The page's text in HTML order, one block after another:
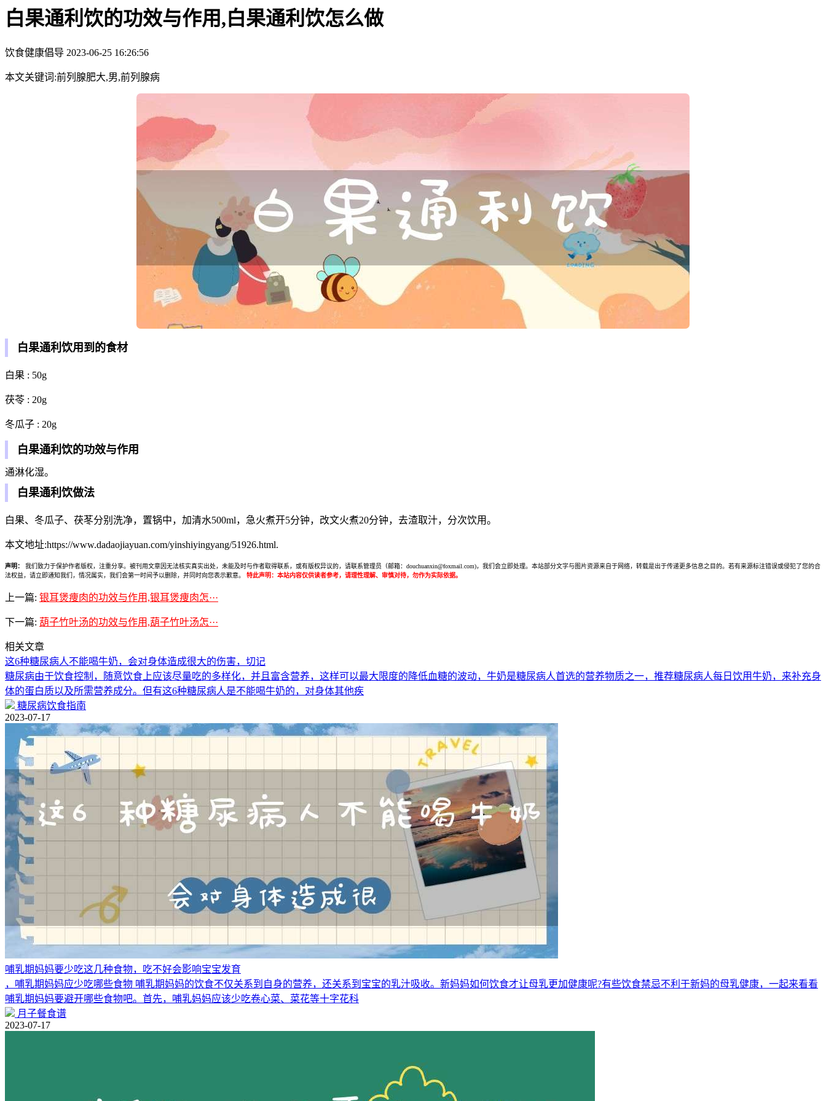
白果通利饮的功效与作用,白果通利饮怎么做
饮食健康倡导 2023-06-25 16:26:56
本文关键词:前列腺肥大,男,前列腺病
白果通利饮用到的食材
白果 : 50g
茯苓 : 20g
冬瓜子 : 20g
白果通利饮的功效与作用
通淋化湿。
白果通利饮做法
白果、冬瓜子、茯苳分别洗净，置锅中，加清水500ml，急火煮开5分钟，改文火煮20分钟，去渣取汁，分次饮用。
本文地址:https://www.dadaojiayuan.com/yinshiyingyang/51926.html.
声明：
我们致力于保护作者版权，注重分享。被刊用文章因无法核实真实出处，未能及时与作者取得联系，或有版权异议的，请联系管理员（邮箱：douchuanxin@foxmail.com)，我们会立即处理。本站部分文字与图片资源来自于网络，转载是出于传递更多信息之目的。若有来源标注错误或侵犯了您的合
法权益，请立即通知我们，情况属实，我们会第一时间予以删除，并同时向您表示歉意。
特此声明：本站内容仅供读者参考，请理性理解、审慎对待，勿作为实际依据。
上一篇: 银耳煲痩肉的功效与作用,银耳煲痩肉怎···
下一篇: 葫子竹叶汤的功效与作用,葫子竹叶汤怎···
相关文章
这6种糖尿病人不能喝牛奶，会对身体造成很大的伤害，切记
糖尿病由于饮食控制，随意饮食上应该尽量吃的多样化，并且富含营养，这样可以最大限度的降低血糖的波动，牛奶是糖尿病人首选的营养物质之一，推荐糖尿病人每日饮用牛奶，来补充身
体的蛋白质以及所需营养成分。但有这6种糖尿病人是不能喝牛奶的，对身体其他疾
糖尿病饮食指南
2023-07-17
哺乳期妈妈要少吃这几种食物，吃不好会影响宝宝发育
，哺乳期妈妈应少吃哪些食物 哺乳期妈妈的饮食不仅关系到自身的营养，还关系到宝宝的乳汁吸收。新妈妈如何饮食才让母乳更加健康呢?有些饮食禁忌不利于新妈的母乳健康，一起来看看
哺乳期妈妈要避开哪些食物吧。首先，哺乳妈妈应该少吃卷心菜、菜花等十字花科
月子餐食谱
2023-07-17